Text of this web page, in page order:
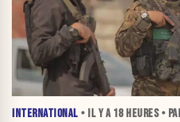
INTERNATIONAL • IL Y A 18 HEURES•